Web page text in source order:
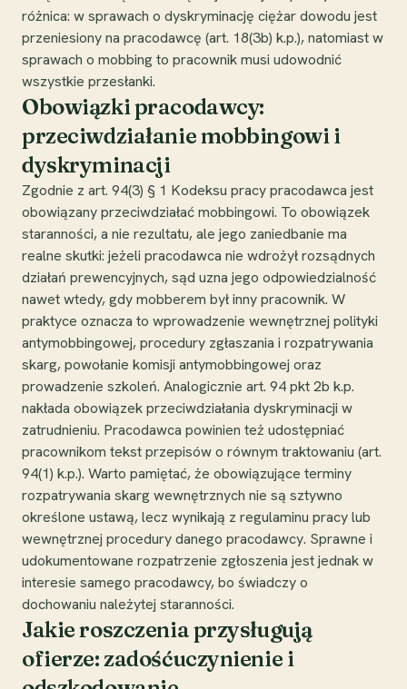
różnica: w sprawach o dyskryminację ciężar dowodu jest
przeniesiony na pracodawcę (art. 18(3b) k.p.), natomiast w
sprawach o mobbing to pracownik musi udowodnić
wszystkie przesłanki.
Obowiązki pracodawcy:
przeciwdziałanie mobbingowi i
dyskryminacji
Zgodnie z art. 94(3) § 1 Kodeksu pracy pracodawca jest
obowiązany przeciwdziałać mobbingowi. To obowiązek
staranności, a nie rezultatu, ale jego zaniedbanie ma
realne skutki: jeżeli pracodawca nie wdrożył rozsądnych
działań prewencyjnych, sąd uzna jego odpowiedzialność
nawet wtedy, gdy mobberem był inny pracownik. W
praktyce oznacza to wprowadzenie wewnętrznej polityki
antymobbingowej, procedury zgłaszania i rozpatrywania
skarg, powołanie komisji antymobbingowej oraz
prowadzenie szkoleń. Analogicznie art. 94 pkt 2b k.p.
nakłada obowiązek przeciwdziałania dyskryminacji w
zatrudnieniu. Pracodawca powinien też udostępniać
pracownikom tekst przepisów o równym traktowaniu (art.
94(1) k.p.). Warto pamiętać, że obowiązujące terminy
rozpatrywania skarg wewnętrznych nie są sztywno
określone ustawą, lecz wynikają z regulaminu pracy lub
wewnętrznej procedury danego pracodawcy. Sprawne i
udokumentowane rozpatrzenie zgłoszenia jest jednak w
interesie samego pracodawcy, bo świadczy o
dochowaniu należytej staranności.
Jakie roszczenia przysługują
ofierze: zadośćuczynienie i